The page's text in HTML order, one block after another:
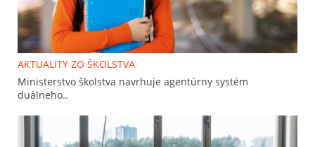
AKTUALITY ZO ŠKOLSTVA
Ministerstvo školstva navrhuje agentúrny systém
duálneho..